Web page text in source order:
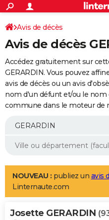
ACTUALITÉS
Politique
Société
Faits Divers
Education
Monde
Villes
+
SPORT
Coupe du monde 2026
Football
Tennis
Cyclisme
Rugby
Forum
Programme TV
TNT
Streaming
Cinéma
Sorties cinéma
Musique
+
FINANCE
Retraite
Epargne
Immobilier
Risques naturels par ville
Banque
Assurance
AUTO
Essais
Réserver un essai
Citadines
Berlines
SUV
Forum auto
+
Mobiles
Meilleur smartphone
Internet
Ordinateurs
Jeux vidéo
Guide high-tech
Aménagement intérieur
LIFESTYLE
Art de vivre
Bien-être
Loisirs
Mode
Modes de vie
Alimentation
Guide de la santé
Maladies
Médicaments
Sommeil
VOYAGE
Avis de décès
Avis de décès
Accédez gratuitement sur
GERARDIN. Vous pouvez
avis de décès ou un avis
nom d'un défunt et/ou le nom
commune dans le moteur de
NOUVEAU : publiez un avis
Linternaute.com
Josette GERARDIN